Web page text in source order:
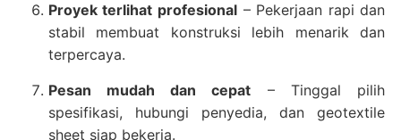
Proyek terlihat profesional– Pekerjaan rapi dan
stabil membuat konstruksi lebih menarik dan
terpercaya.
Pesan mudah dan cepat – Tinggal pilih
spesifikasi, hubungi penyedia, dan geotextile
sheet siap bekerja.